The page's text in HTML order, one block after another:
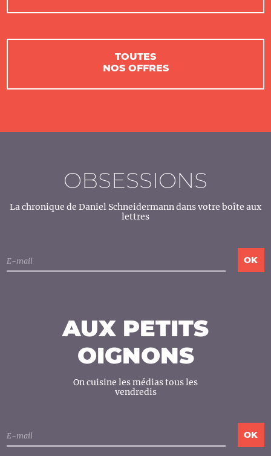
TOUTES
NOS OFFRES
OBSESSIONS
La chronique de Daniel Schneidermann dans votre boîte aux
lettres
AUX PETITS
OIGNONS
On cuisine les médias tous les
vendredis